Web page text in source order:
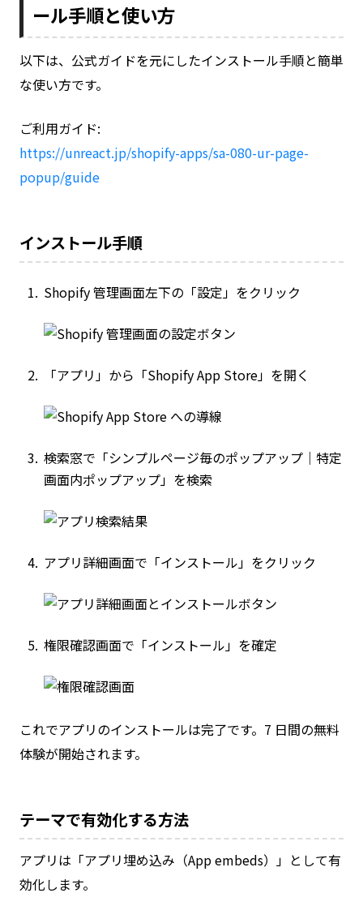
ール手順と使い方
以下は、公式ガイドを元にしたインストール手順と簡単
な使い方です。
ご利用ガイド:
https://unreact.jp/shopify-apps/sa-080-ur-page-
popup/guide
インストール手順
Shopify 管理画面左下の「設定」をクリック
「アプリ」から「Shopify App Store」を開く
検索窓で「シンプルページ毎のポップアップ｜特定
画面内ポップアップ」を検索
アプリ詳細画面で「インストール」をクリック
権限確認画面で「インストール」を確定
これでアプリのインストールは完了です。7 日間の無料
体験が開始されます。
テーマで有効化する方法
アプリは「アプリ埋め込み（App embeds）」として有
効化します。